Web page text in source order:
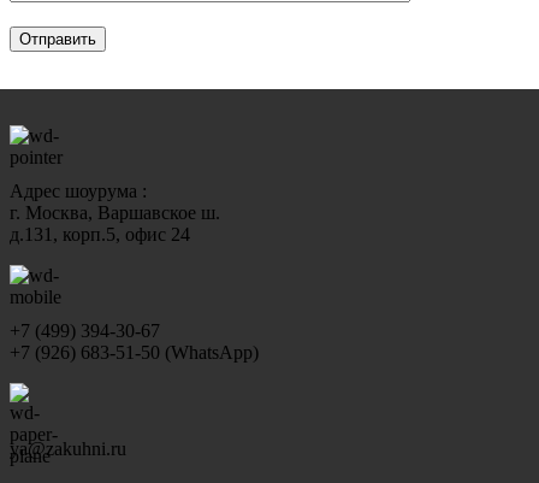
Адрес шоурума :
г. Москва, Варшавское ш.
д.131, корп.5, офис 24
+7 (499) 394-30-67
+7 (926) 683-51-50 (WhatsApp)
ya@zakuhni.ru